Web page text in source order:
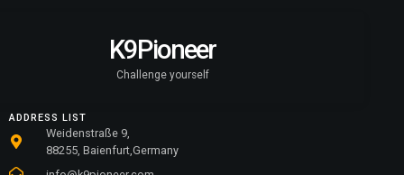
K9Pioneer
Challenge yourself
ADDRESS LIST
Weidenstraße 9,
88255, Baienfurt,Germany